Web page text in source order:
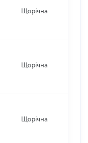
Щорічна
Щорічна
Щорічна